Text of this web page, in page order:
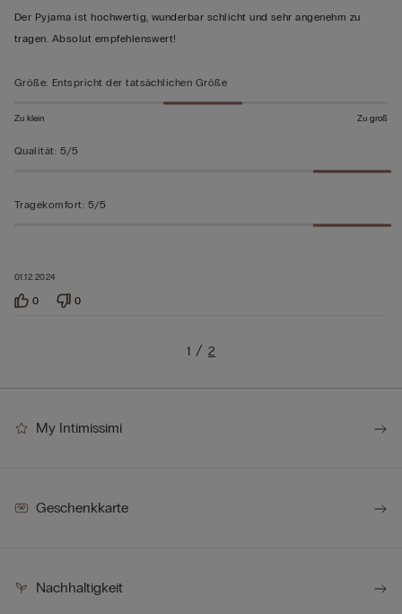
5
bewertet
01.12.2024
Der Pyjama ist hochwertig, wunderbar schlicht und sehr angenehm zu
tragen. Absolut empfehlenswert!
Größe: Entspricht der tatsächlichen Größe
Zu klein Zu groß
Qualität: 5/5
Tragekomfort: 5/5
0 0
1 2
My Intimissimi
Geschenkkarte
Nachhaltigkeit